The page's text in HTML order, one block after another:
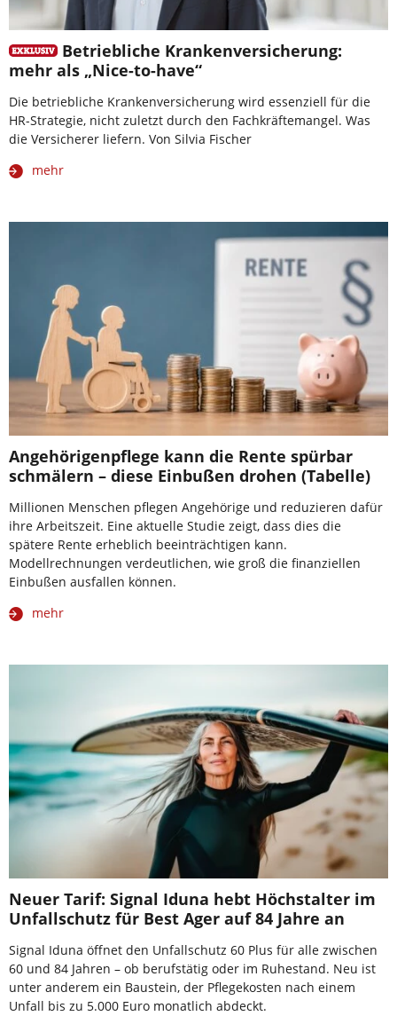
Betriebliche Krankenversicherung:
mehr als „Nice-to-have“
Die betriebliche Krankenversicherung wird essenziell für die
HR-Strategie, nicht zuletzt durch den Fachkräftemangel. Was
die Versicherer liefern. Von Silvia Fischer
mehr
Angehörigenpflege kann die Rente spürbar
schmälern – diese Einbußen drohen (Tabelle)
Millionen Menschen pflegen Angehörige und reduzieren dafür
ihre Arbeitszeit. Eine aktuelle Studie zeigt, dass dies die
spätere Rente erheblich beeinträchtigen kann.
Modellrechnungen verdeutlichen, wie groß die finanziellen
Einbußen ausfallen können.
mehr
Neuer Tarif: Signal Iduna hebt Höchstalter im
Unfallschutz für Best Ager auf 84 Jahre an
Signal Iduna öffnet den Unfallschutz 60 Plus für alle zwischen
60 und 84 Jahren – ob berufstätig oder im Ruhestand. Neu ist
unter anderem ein Baustein, der Pflegekosten nach einem
Unfall bis zu 5.000 Euro monatlich abdeckt.